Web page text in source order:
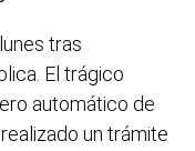
tras
El trágico
automático de
un trámite